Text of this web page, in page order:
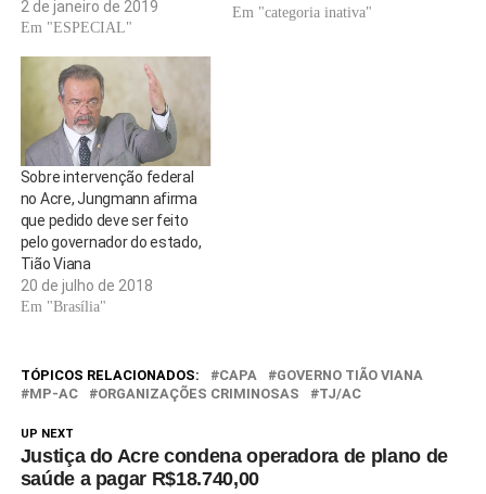
2 de janeiro de 2019
Em "ESPECIAL"
Em "categoria inativa"
Sobre intervenção federal
no Acre, Jungmann afirma
que pedido deve ser feito
pelo governador do estado,
Tião Viana
20 de julho de 2018
Em "Brasília"
TÓPICOS RELACIONADOS: CAPA
GOVERNO TIÃO VIANA
MP-AC
ORGANIZAÇÕES CRIMINOSAS TJ/AC
UP NEXT
Justiça do Acre condena operadora de plano de
saúde a pagar R$18.740,00